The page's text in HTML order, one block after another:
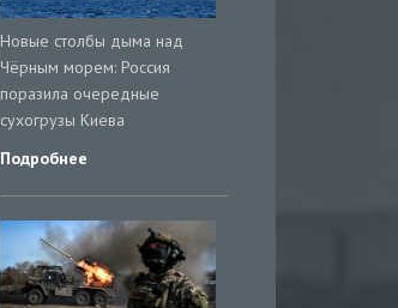
Новые столбы дыма над
Чёрным морем: Россия
поразила очередные
сухогрузы Киева
Подробнее